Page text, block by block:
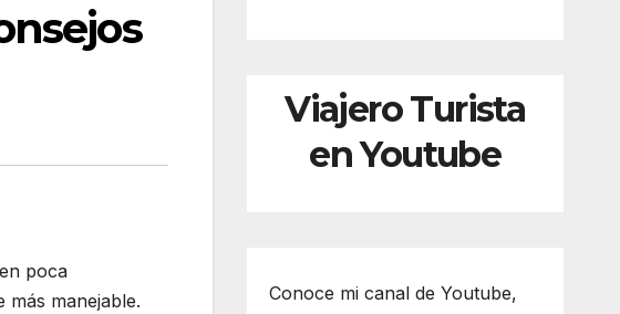
poca
más manejable.
Viajero Turista
en Youtube
Conoce mi canal de Youtube,